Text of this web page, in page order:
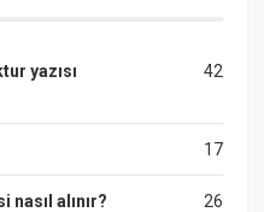
42
yazısı
17
26
nasıl alınır?